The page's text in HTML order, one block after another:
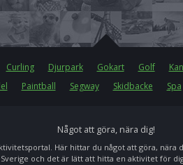
Curling Djurpark Gokart Golf
Paintball Segway Skidbacke Spa
Något att göra, nära dig!
Här hittar du något att göra, nära
och det är lätt att hitta en aktivitet för